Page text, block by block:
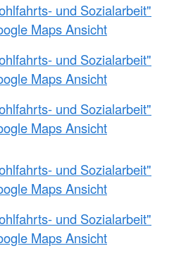
und Sozialarbeit"
Maps Ansicht
und Sozialarbeit"
Maps Ansicht
und Sozialarbeit"
Maps Ansicht
und Sozialarbeit"
Maps Ansicht
und Sozialarbeit"
Maps Ansicht